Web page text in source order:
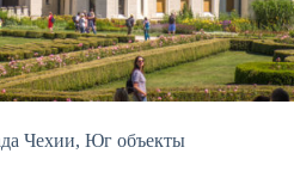
Чехии, Юг объекты